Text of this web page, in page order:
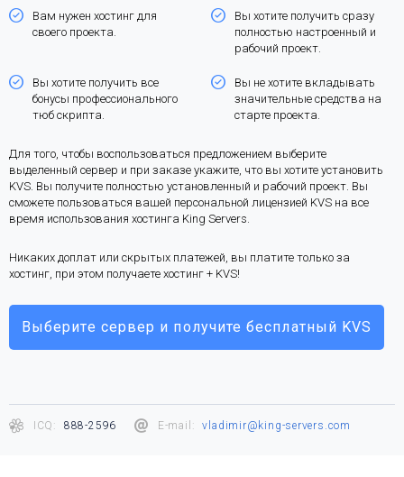
Вам нужен хостинг для
своего проекта.
Вы хотите получить сразу
полностью настроенный и
рабочий проект.
Вы хотите получить все
бонусы профессионального
тюб скрипта.
Вы не хотите вкладывать
значительные средства на
старте проекта.
Для того, чтобы воспользоваться предложением выберите
выделенный сервер и при заказе укажите, что вы хотите установить
KVS. Вы получите полностью установленный и рабочий проект. Вы
сможете пользоваться вашей персональной лицензией KVS на все
время использования хостинга King Servers.
Никаких доплат или скрытых платежей, вы платите только за
хостинг, при этом получаете хостинг + KVS!
Выберите сервер и получите бесплатный KVS
ICQ: 888-2596 E-mail: vladimir@king-servers.com